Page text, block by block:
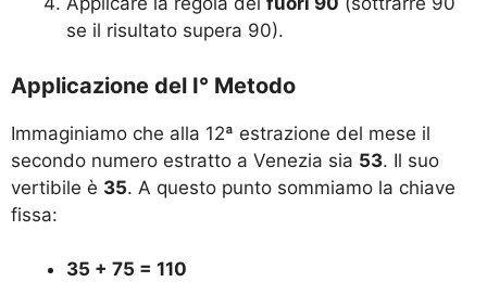
se il risultato supera 90).
Applicazione del I° Metodo
Immaginiamo che alla 12ª estrazione del mese il
secondo numero estratto a Venezia sia 53. Il suo
vertibile è 35. A questo punto sommiamo la chiave
fissa:
35 + 75 = 110